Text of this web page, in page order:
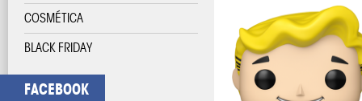
COSMÉTICA
BLACK FRIDAY
FACEBOOK